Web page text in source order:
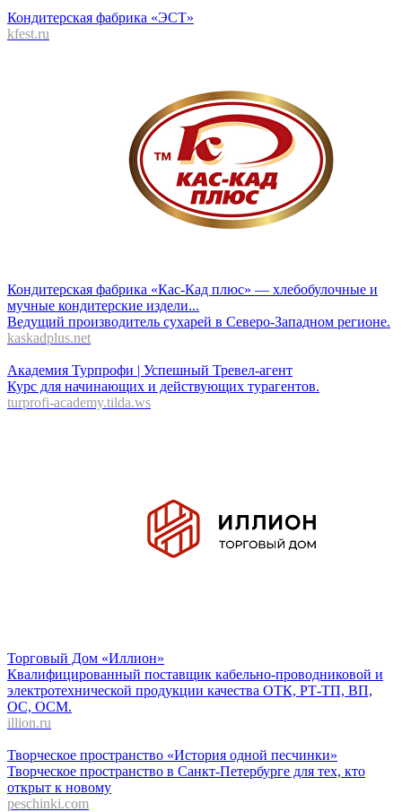
Кондитерская фабрика «ЭСТ»
kfest.ru
Кондитерская фабрика «Кас-Кад плюс» — хлебобулочные и
мучные кондитерские издели...
Ведущий производитель сухарей в Северо-Западном регионе.
kaskadplus.net
Академия Турпрофи | Успешный Тревел-агент
Курс для начинающих и действующих турагентов.
turprofi-academy.tilda.ws
Торговый Дом «Иллион»
Квалифицированный поставщик кабельно-проводниковой и
электротехнической продукции качества ОТК, РТ-ТП, ВП,
ОС, ОСМ.
illion.ru
Творческое пространство «История одной песчинки»
Творческое пространство в Санкт-Петербурге для тех, кто
открыт к новому
peschinki.com